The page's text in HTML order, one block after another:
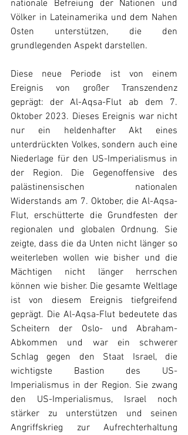
nationale Befreiung der Nationen und
Völker in Lateinamerika und dem Nahen
Osten unterstützen, die den
grundlegenden Aspekt darstellen.
Diese neue Periode ist von einem
Ereignis von großer Transzendenz
geprägt: der Al-Aqsa-Flut ab dem 7.
Oktober 2023. Dieses Ereignis war nicht
nur ein heldenhafter Akt eines
unterdrückten Volkes, sondern auch eine
Niederlage für den US-Imperialismus in
der Region. Die Gegenoffensive des
palästinensischen nationalen
Widerstands am 7. Oktober, die Al-Aqsa-
Flut, erschütterte die Grundfesten der
regionalen und globalen Ordnung. Sie
zeigte, dass die da Unten nicht länger so
weiterleben wollen wie bisher und die
Mächtigen nicht länger herrschen
können wie bisher. Die gesamte Weltlage
ist von diesem Ereignis tiefgreifend
geprägt. Die Al-Aqsa-Flut bedeutete das
Scheitern der Oslo- und Abraham-
Abkommen und war ein schwerer
Schlag gegen den Staat Israel, die
wichtigste Bastion des US-
Imperialismus in der Region. Sie zwang
den US-Imperialismus, Israel noch
stärker zu unterstützen und seinen
Angriffskrieg zur Aufrechterhaltung